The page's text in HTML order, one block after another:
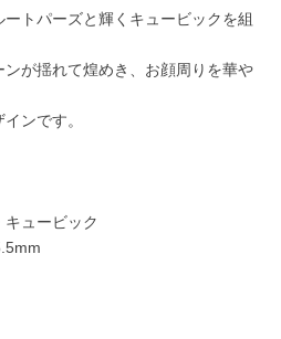
トパーズと輝くキュービックを組
が揺れて煌めき、お顔周りを華や
ンです。
ュービック